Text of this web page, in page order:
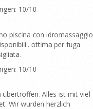
10/10
piscina con idromassaggio
ottima per fuga
10/10
Alles ist mit viel
Wir wurden herzlich